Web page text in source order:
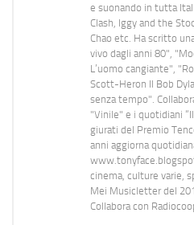
e suonando in tutta
Clash, Iggy and the
Chao etc. Ha scritto
vivo dagli anni 80",
L’uomo cangiante",
Scott-Heron Il Bob
senza tempo".
"Vinile" e i quotidiani
giurati del Premio
anni aggiorna
cinema, culture varie,
Mei Musicletter del
Collabora con